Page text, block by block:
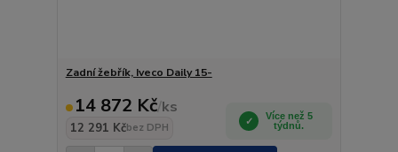
Zadní žebřík, Iveco Daily 15-
14 872 Kč/ks
12 291 Kčbez DPH
Více než 5
týdnů.